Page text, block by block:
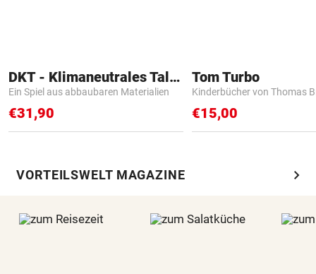
DKT - Klimaneutrales Talent
Ein Spiel aus abbaubaren Materialien
€31,90
Tom Turbo
Kinderbücher von Thomas
€15,00
VORTEILSWELT MAGAZINE chevron_right